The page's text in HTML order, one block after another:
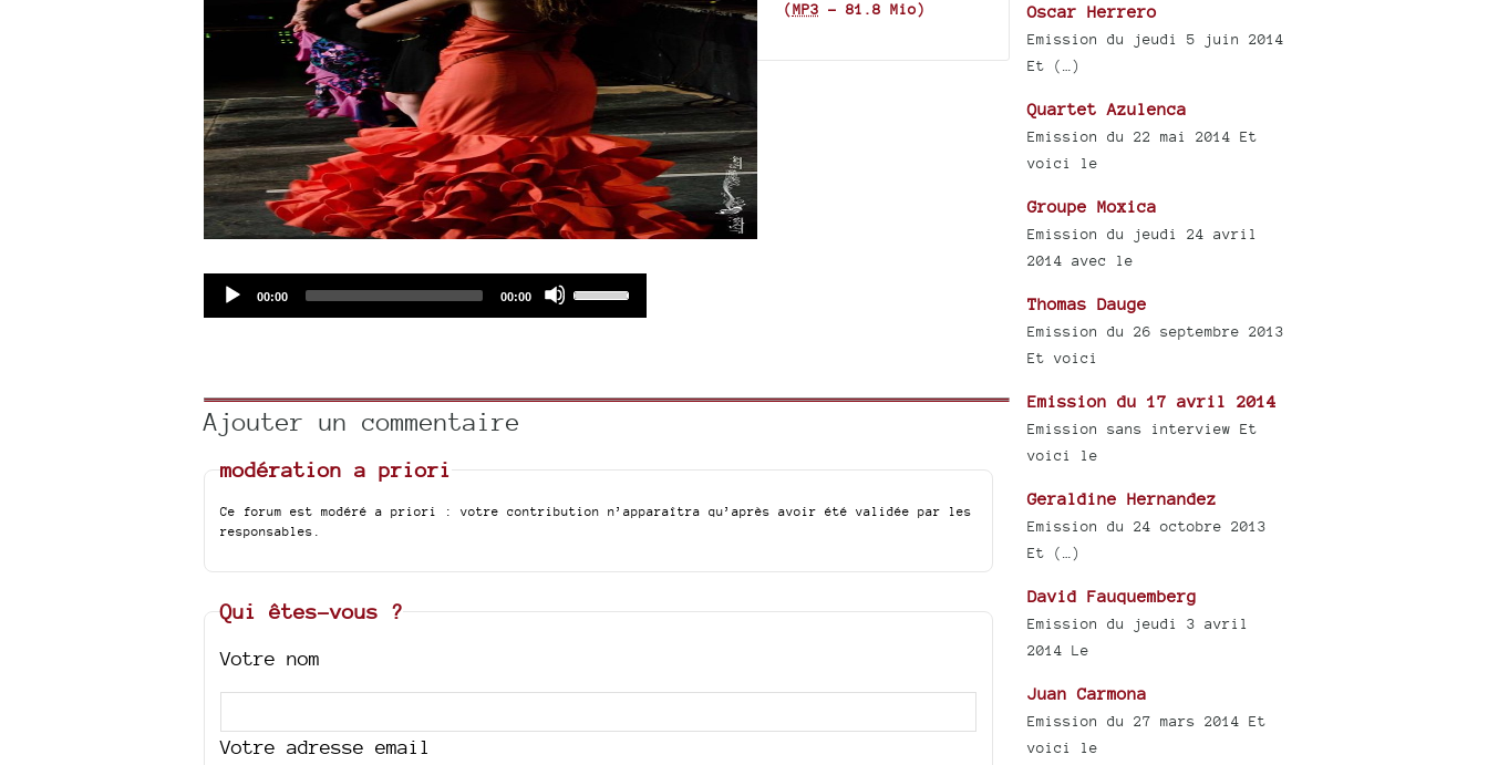
Current
00:00
Total
00:00
decrease
(MP3 - 81.8 Mio)
Ajouter un commentaire
modération a priori
Ce forum est modéré a priori : votre contribution n’apparaîtra qu’après avoir été validée par les
responsables.
Qui êtes-vous ?
Votre nom
Votre adresse email
Oscar Herrero
Emission du jeudi 5 juin 2014
Et (…)
Quartet Azulenca
Emission du 22 mai 2014 Et
voici le
Groupe Moxica
Emission du jeudi 24 avril
2014 avec le
Thomas Dauge
Emission du 26 septembre 2013
Et voici
Emission du 17 avril 2014
Emission sans interview Et
voici le
Geraldine Hernandez
Emission du 24 octobre 2013
Et (…)
David Fauquemberg
Emission du jeudi 3 avril
2014 Le
Juan Carmona
Emission du 27 mars 2014 Et
voici le